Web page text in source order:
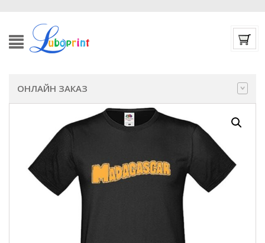
ОНЛАЙН ЗАКАЗ